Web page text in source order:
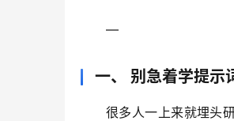
—
一、 别急着学提示
很多人一上来就埋头